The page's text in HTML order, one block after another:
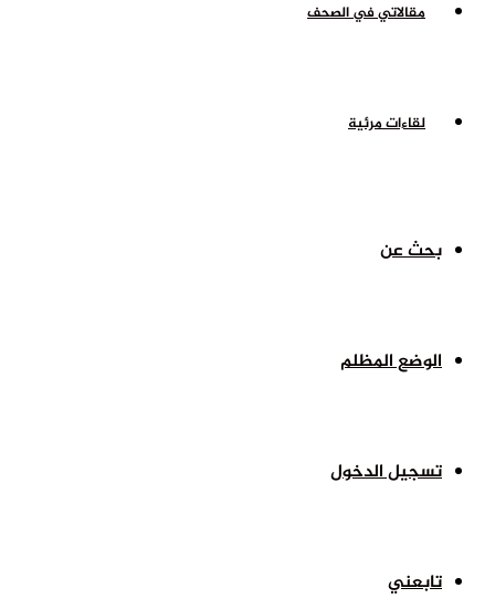
مقالاتي في الصحف
لقاءات مرئية
بحث عن
الوضع المظلم
تسجيل الدخول
تابعني